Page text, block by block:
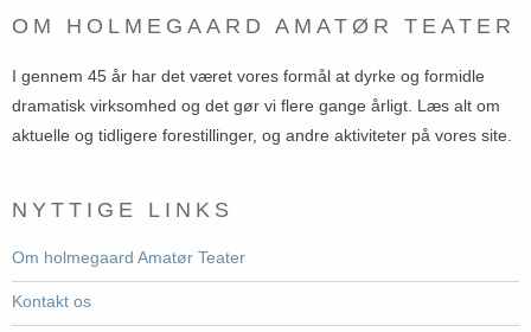
OM HOLMEGAARD AMATØR TEATER
I gennem 45 år har det været vores formål at dyrke og formidle
dramatisk virksomhed og det gør vi flere gange årligt. Læs alt om
aktuelle og tidligere forestillinger, og andre aktiviteter på vores site.
NYTTIGE LINKS
Om holmegaard Amatør Teater
Kontakt os